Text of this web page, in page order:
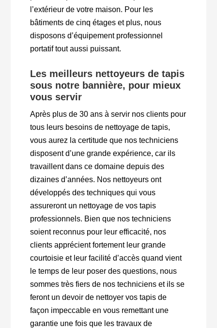
l’extérieur de votre maison. Pour les
bâtiments de cinq étages et plus, nous
disposons d’équipement professionnel
portatif tout aussi puissant.
Les meilleurs nettoyeurs de tapis
sous notre bannière, pour mieux
vous servir
Après plus de 30 ans à servir nos clients pour
tous leurs besoins de nettoyage de tapis,
vous aurez la certitude que nos techniciens
disposent d’une grande expérience, car ils
travaillent dans ce domaine depuis des
dizaines d’années. Nos nettoyeurs ont
développés des techniques qui vous
assureront un nettoyage de vos tapis
professionnels. Bien que nos techniciens
soient reconnus pour leur efficacité, nos
clients apprécient fortement leur grande
courtoisie et leur facilité d’accès quand vient
le temps de leur poser des questions, nous
sommes très fiers de nos techniciens et ils se
feront un devoir de nettoyer vos tapis de
façon impeccable en vous remettant une
garantie une fois que les travaux de